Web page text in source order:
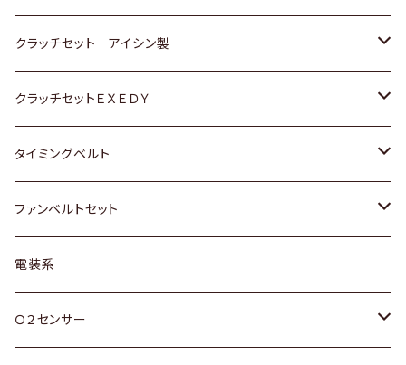
スバル
スバル
ダイハツ
マツダ
三菱
スバル
日野
ＷＡＧＥＮ
アストロ（シボレー）
クライスラー
ＶＯＬＶＯ
スズキ
日産
ダイハツ
マツダ
三菱
スバル
ダイハツ
日産
ホンダ
マツダ
トヨタ
クラッチセット アイシン製
ホンダ
スズキ
ダイハツ
マツダ
三菱
クラッチセットＥＸＥＤＹ
ホンダ
スズキ
日産
ダイハツ
タイミングベルト
トヨタ
スズキ
ダイハツ
ファンベルトセット
トヨタ
ホンダ
電装系
Ｏ２センサー